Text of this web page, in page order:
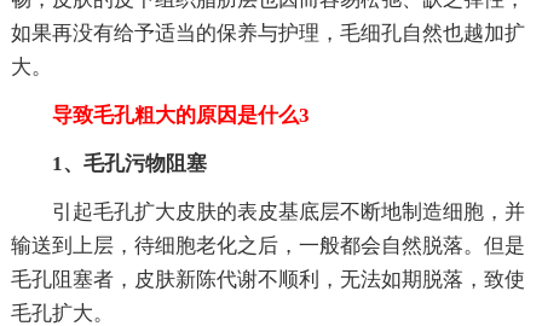
如果再没有给予适当的保养与护理，毛细孔自然也越加扩
大。
导致毛孔粗大的原因是什么3
1、毛孔污物阻塞
引起毛孔扩大皮肤的表皮基底层不断地制造细胞，并
输送到上层，待细胞老化之后，一般都会自然脱落。但是
毛孔阻塞者，皮肤新陈代谢不顺利，无法如期脱落，致使
毛孔扩大。